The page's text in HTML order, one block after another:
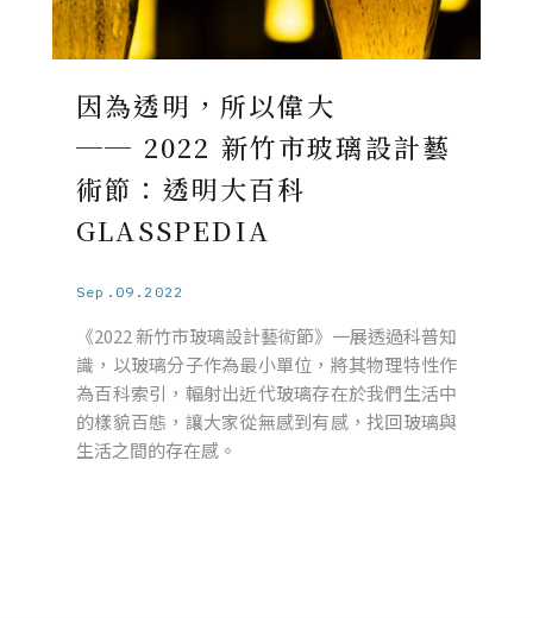
因為透明，所以偉大
── 2022 新竹市玻璃設計藝
術節：透明大百科
GLASSPEDIA
Sep.09.2022
《2022 新竹市玻璃設計藝術節》一展透過科普知
識，以玻璃分子作為最小單位，將其物理特性作
為百科索引，輻射出近代玻璃存在於我們生活中
的樣貌百態，讓大家從無感到有感，找回玻璃與
生活之間的存在感。